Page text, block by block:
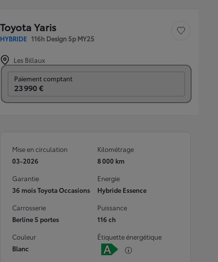
Toyota Yaris
HYBRIDE 116h Design 5p MY25
Sauvegarder le
Les Billaux
Paiement comptant
23 990 €
Mise en circulation
03-2026
Kilométrage
8 000 km
Garantie
36 mois Toyota Occasions
Energie
Hybride Essence
Carrosserie
Berline 5 portes
Puissance
116 ch
Couleur
Blanc
Étiquette énergétique